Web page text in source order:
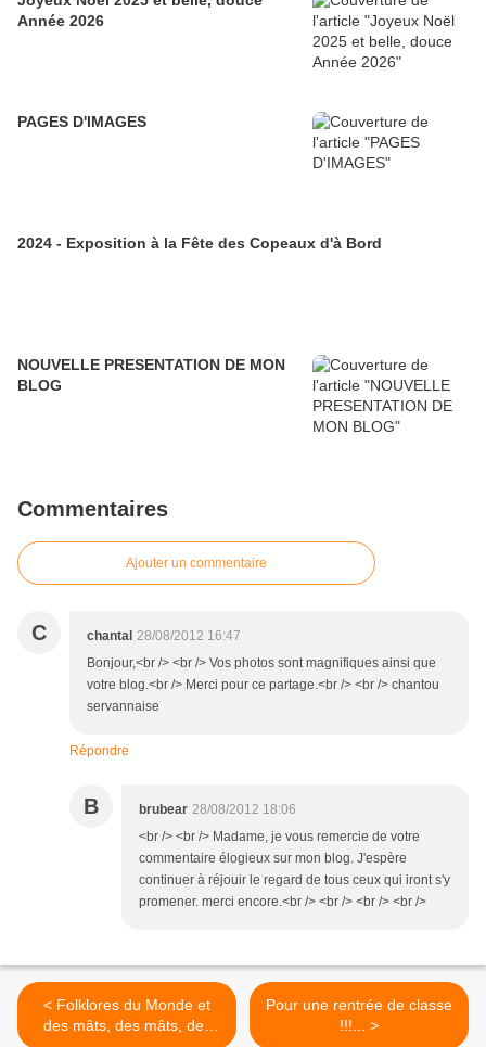
Année 2026
PAGES D'IMAGES
2024 - Exposition à la Fête des Copeaux d'à Bord
NOUVELLE PRESENTATION DE MON
BLOG
Commentaires
Ajouter un commentaire
C chantal 28/08/2012 16:47
Bonjour,<br /> <br /> Vos photos sont magnifiques ainsi que
votre blog.<br /> Merci pour ce partage.<br /> <br /> chantou
servannaise
Répondre
B brubear 28/08/2012 18:06
<br /> <br /> Madame, je vous remercie de votre
commentaire élogieux sur mon blog. J'espère
continuer à réjouir le regard de tous ceux qui iront s'y
promener. merci encore.<br /> <br /> <br /> <br />
< Folklores du Monde et
des mâts, des mâts, des
Pour une rentrée de classe
!!!... >